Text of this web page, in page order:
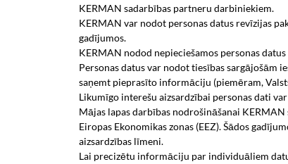
KERMAN sadarbības partneru darbiniekiem.
KERMAN var nodot personas datus revīzijas
gadījumos.
KERMAN nodod nepieciešamos personas
Personas datus var nodot tiesības sargājošām
saņemt pieprasīto informāciju (piemēram,
Likumīgo interešu aizsardzībai personas dati
Mājas lapas darbības nodrošināšanai
Eiropas Ekonomikas zonas (EEZ). Šādos
aizsardzības līmeni.
Lai precizētu informāciju par individuāliem